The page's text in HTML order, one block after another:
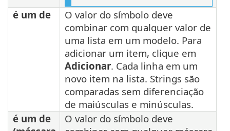
é um de
O valor do símbolo deve
combinar com qualquer valor de
uma lista em um modelo. Para
adicionar um item, clique em
Adicionar. Cada linha em um
novo item na lista. Strings são
comparadas sem diferenciação
de maiúsculas e minúsculas.
é um de
O valor do símbolo deve